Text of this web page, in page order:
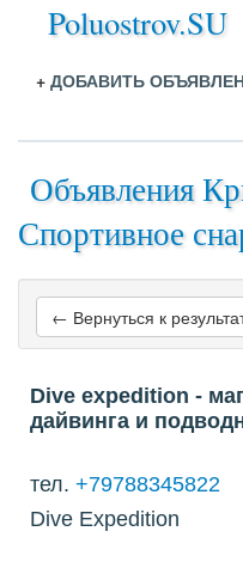
Poluostrov.SU
+ ДОБАВИТЬ
Объявления
Спортивное
← Вернуться к
Dive expedition -
дайвинга и
тел. +79788345822
Dive Expedition